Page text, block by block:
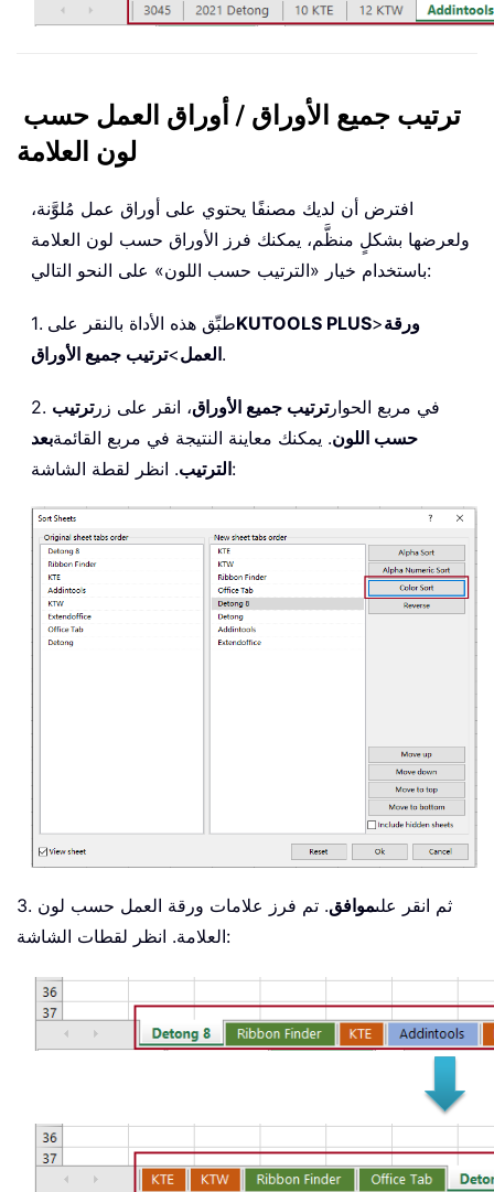
ترتيب جميع الأوراق / أوراق العمل حسب
لون العلامة
افترض أن لديك مصنفًا يحتوي على أوراق عمل مُلوَّنة،
ولعرضها بشكلٍ منظَّم، يمكنك فرز الأوراق حسب لون العلامة
باستخدام خيار «الترتيب حسب اللون» على النحو التالي:
1. طبِّق هذه الأداة بالنقر علىKUTOOLS PLUS>ورقة
العمل>ترتيب جميع الأوراق .
2. في مربع الحوارترتيب جميع الأوراق، انقر على زرترتيب
حسب اللون. يمكنك معاينة النتيجة في مربع القائمةبعد
الترتيب. انظر لقطة الشاشة:
3. ثم انقر علىموافق. تم فرز علامات ورقة العمل حسب لون
العلامة. انظر لقطات الشاشة: